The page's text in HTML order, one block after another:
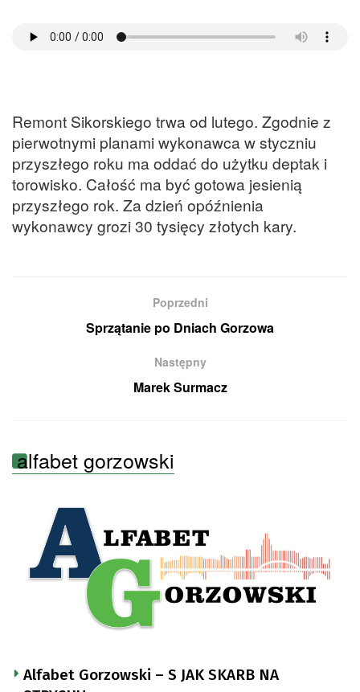
Remont Sikorskiego trwa od lutego. Zgodnie z
pierwotnymi planami wykonawca w styczniu
przyszłego roku ma oddać do użytku deptak i
torowisko. Całość ma być gotowa jesienią
przyszłego rok. Za dzień opóźnienia
wykonawcy grozi 30 tysięcy złotych kary.
Poprzedni
Sprzątanie po Dniach Gorzowa
Następny
Marek Surmacz
alfabet gorzowski
Alfabet Gorzowski – S JAK SKARB NA